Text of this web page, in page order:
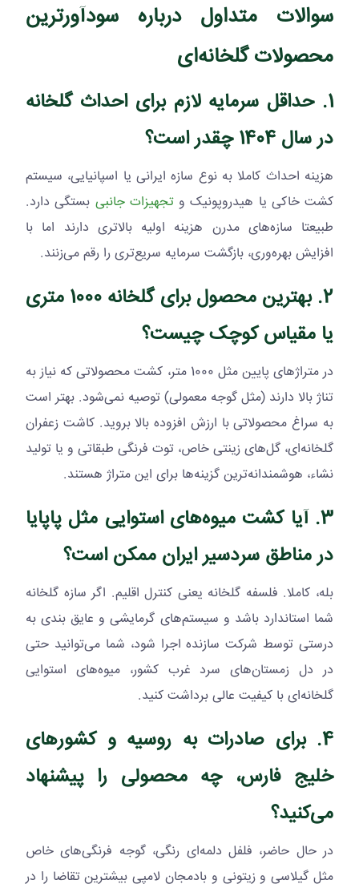
سوالات متداول درباره سودآورترین
محصولات گلخانه‌ای
1. حداقل سرمایه لازم برای احداث گلخانه
در سال 1404 چقدر است؟
هزینه احداث کاملا به نوع سازه ایرانی یا اسپانیایی، سیستم
کشت خاکی یا هیدروپونیک وتجهیزات جانبی بستگی دارد.
طبیعتا سازه‌های مدرن هزینه اولیه بالاتری دارند اما با
افزایش بهره‌وری، بازگشت سرمایه سریع‌تری را رقم می‌زنند.
2. بهترین محصول برای گلخانه 1000 متری
یا مقیاس کوچک چیست؟
در متراژهای پایین مثل 1000 متر، کشت محصولاتی که نیاز به
تناژ بالا دارند (مثل گوجه معمولی) توصیه نمی‌شود. بهتر است
به سراغ محصولاتی با ارزش افزوده بالا بروید. کاشت زعفران
گلخانه‌ای، گل‌های زینتی خاص، توت فرنگی طبقاتی و یا تولید
نشاء، هوشمندانه‌ترین گزینه‌ها برای این متراژ هستند.
3. آیا کشت میوه‌های استوایی مثل پاپایا
در مناطق سردسیر ایران ممکن است؟
بله، کاملا. فلسفه گلخانه یعنی کنترل اقلیم. اگر سازه گلخانه
شما استاندارد باشد و سیستم‌های گرمایشی و عایق بندی به
درستی توسط شرکت سازنده اجرا شود، شما می‌توانید حتی
در دل زمستان‌های سرد غرب کشور، میوه‌های استوایی
گلخانه‌ای با کیفیت عالی برداشت کنید.
4. برای صادرات به روسیه و کشورهای
خلیج فارس، چه محصولی را پیشنهاد
می‌کنید؟
در حال حاضر، فلفل دلمه‌ای رنگی، گوجه فرنگی‌های خاص
مثل گیلاسی و زیتونی و بادمجان لامپی بیشترین تقاضا را در